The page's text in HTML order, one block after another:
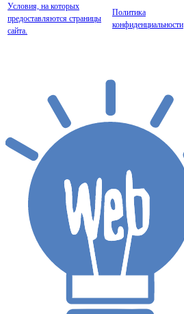
Условия, на которых
предоставляются страницы
сайта.
Политика
конфиденциальности